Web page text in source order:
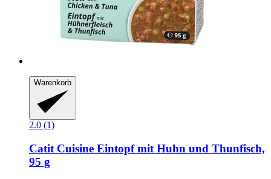
Warenkorb
2.0 (1)
Catit Cuisine Eintopf mit Huhn und Thunfisch,
95 g